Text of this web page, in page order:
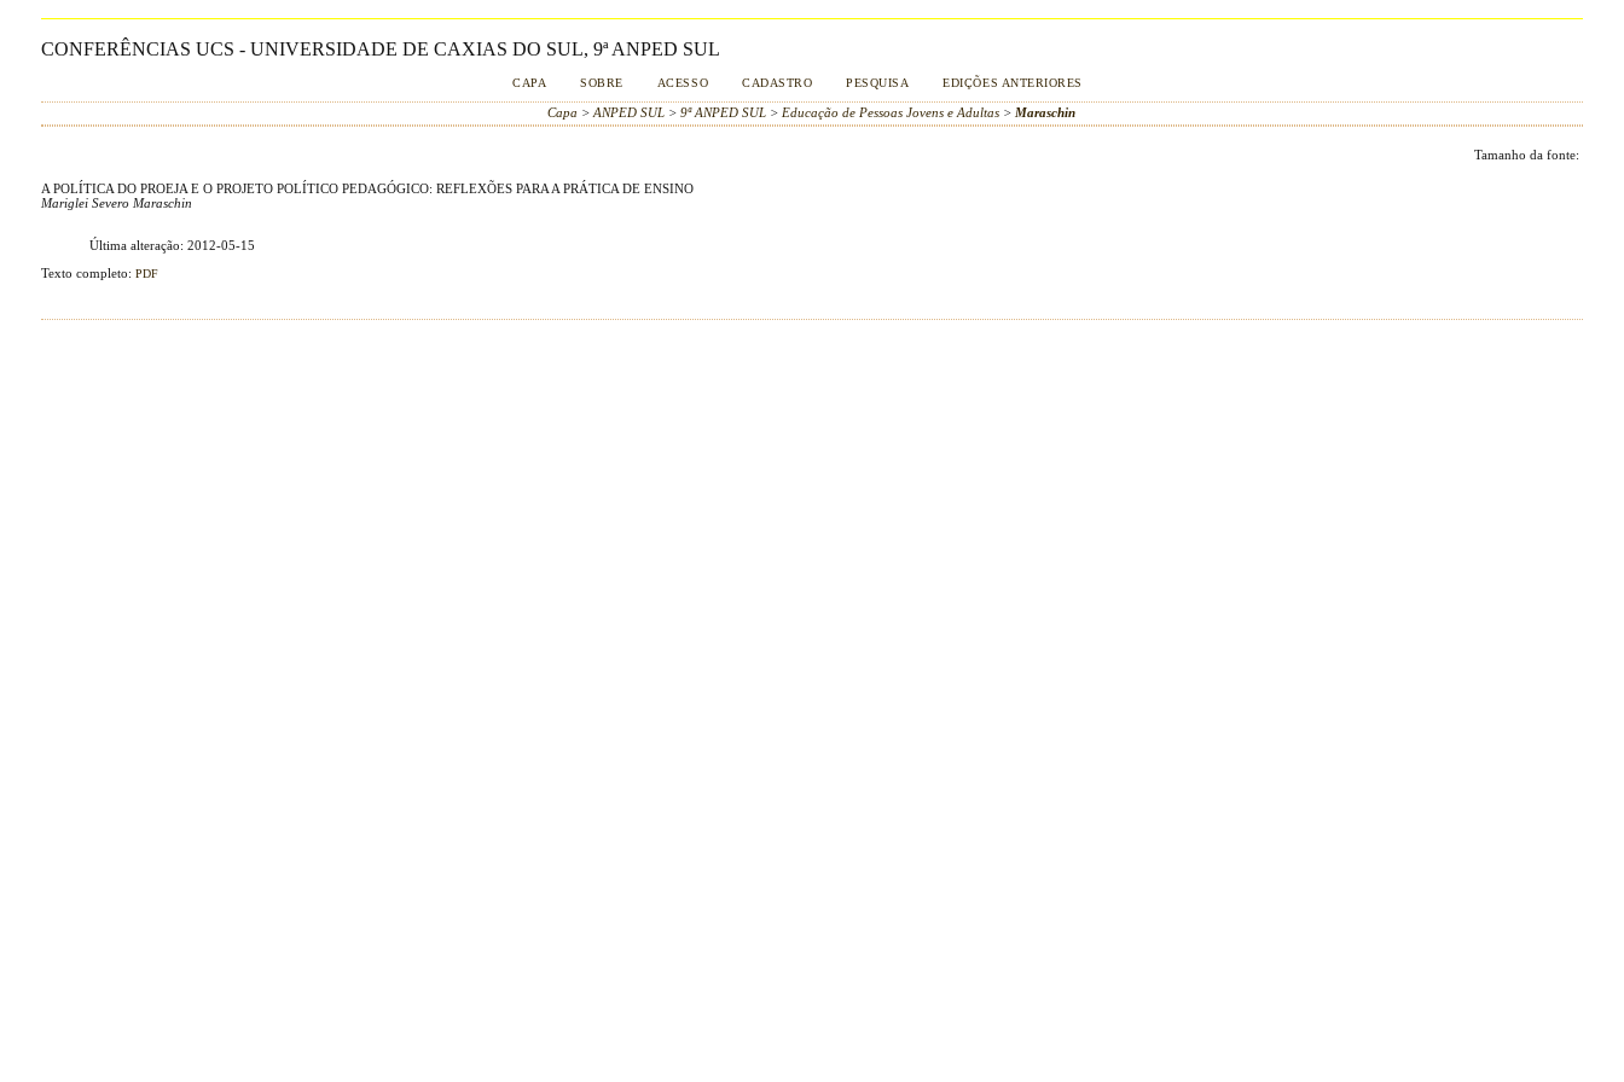
CONFERÊNCIAS UCS - UNIVERSIDADE DE CAXIAS DO SUL, 9ª ANPED SUL
CAPA SOBRE ACESSO CADASTRO PESQUISA EDIÇÕES ANTERIORES
Capa >ANPED SUL >9ª ANPED SUL > Educação de Pessoas Jovens e Adultas > Maraschin
Tamanho da fonte:
A POLÍTICA DO PROEJA E O PROJETO POLÍTICO PEDAGÓGICO: REFLEXÕES PARA A PRÁTICA DE ENSINO
Mariglei Severo Maraschin
Última alteração: 2012-05-15
Texto completo: PDF